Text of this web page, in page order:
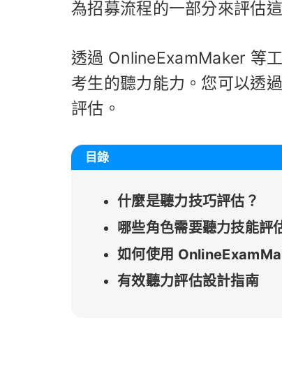
為招募流程的一部分來評估
透過 OnlineExamMaker 等
考生的聽力能力。您可以透
評估。
目錄
什麼是聽力技巧評估？
哪些角色需要聽力技能評
如何使用
有效聽力評估設計指南